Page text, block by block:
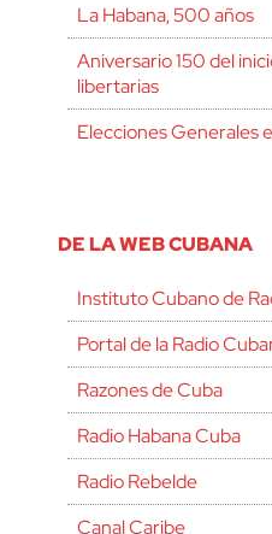
La Habana, 500 años
Aniversario 150 del
libertarias
Elecciones Generales
DE LA WEB CUBANA
Instituto Cubano de
Portal de la Radio
Razones de Cuba
Radio Habana Cuba
Radio Rebelde
Canal Caribe